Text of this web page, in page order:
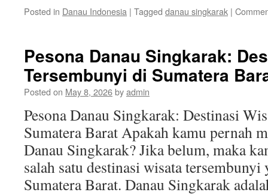
Posted in Danau Indonesia | Tagged danau singkarak |
Pesona Danau Singkarak:
Tersembunyi di Sumatera
Posted on May 8, 2026byadmin
Pesona Danau Singkarak: Destinasi
Sumatera Barat Apakah kamu pernah
Danau Singkarak? Jika belum, maka
salah satu destinasi wisata
Sumatera Barat. Danau Singkarak